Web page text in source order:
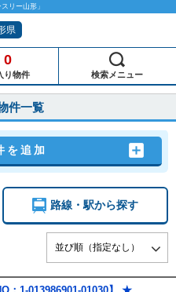
リー山形」
県
0
り物件 検索メニュー
件一覧
を追加 add_box
路線・駅から探す